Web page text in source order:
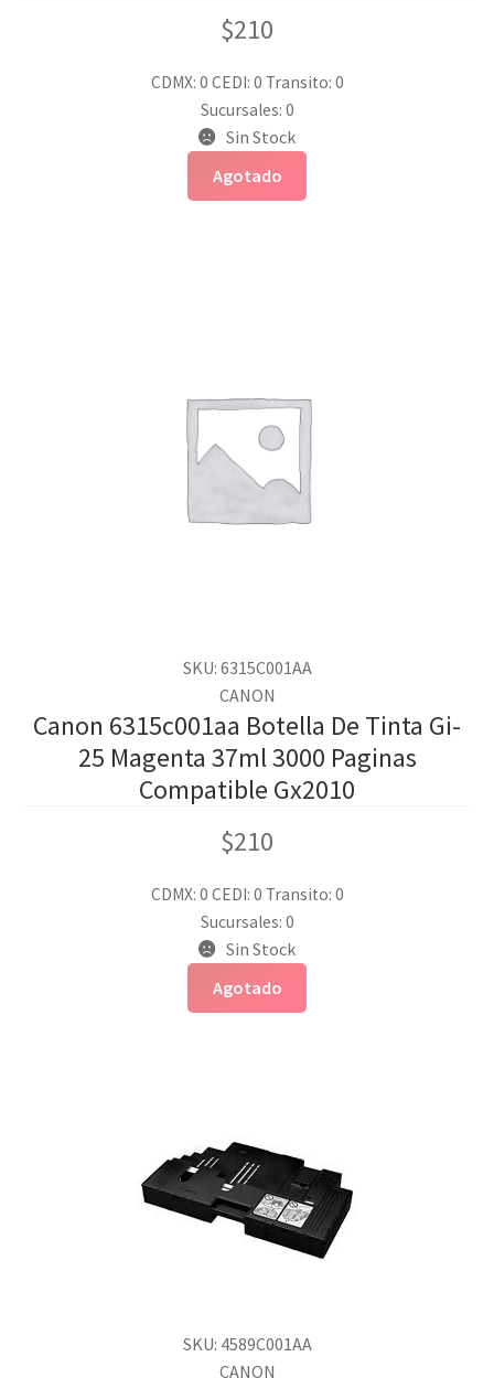
$210
CDMX: 0 CEDI: 0 Transito: 0
Sucursales: 0
Sin Stock
Agotado
SKU: 6315C001AA
CANON
Canon 6315c001aa Botella De Tinta Gi-
25 Magenta 37ml 3000 Paginas
Compatible Gx2010
$210
CDMX: 0 CEDI: 0 Transito: 0
Sucursales: 0
Sin Stock
Agotado
SKU: 4589C001AA
CANON